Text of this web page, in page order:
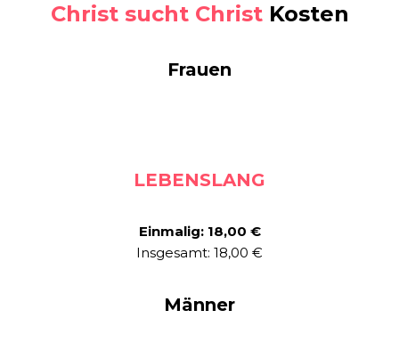
Christ sucht Christ Kosten
Frauen
LEBENSLANG
Einmalig: 18,00 €
Insgesamt: 18,00 €
Männer